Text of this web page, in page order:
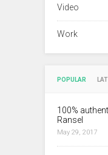
Video
Work
POPULAR
100%
Ransel
May 29, 2017